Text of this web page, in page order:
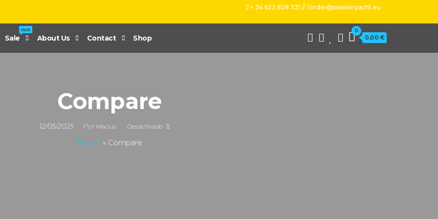
+ 34 622 828 331 // order@passionyacht.eu
0
0,00 €
Sale
Hot!
About Us Contact Shop
Compare
12/05/2025 PorMacius Desactivado
Home » Compare